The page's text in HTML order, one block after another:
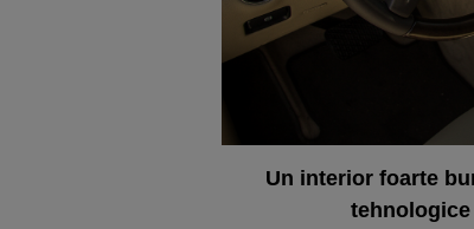
Un interior foarte